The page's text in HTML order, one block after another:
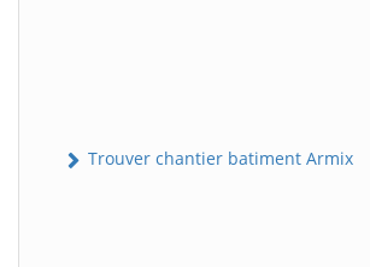
Trouver chantier batiment Armix